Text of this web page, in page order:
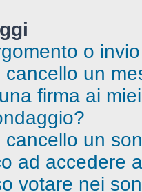
o
un
firma ai
cancello un
ad accedere
votare nei